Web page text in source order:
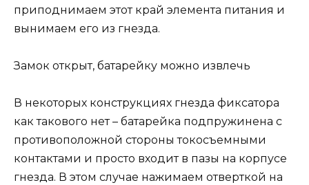
приподнимаем этот край элемента питания и
вынимаем его из гнезда.
Замок открыт, батарейку можно извлечь
В некоторых конструкциях гнезда фиксатора
как такового нет – батарейка подпружинена с
противоположной стороны токосъемными
контактами и просто входит в пазы на корпусе
гнезда. В этом случае нажимаем отверткой на